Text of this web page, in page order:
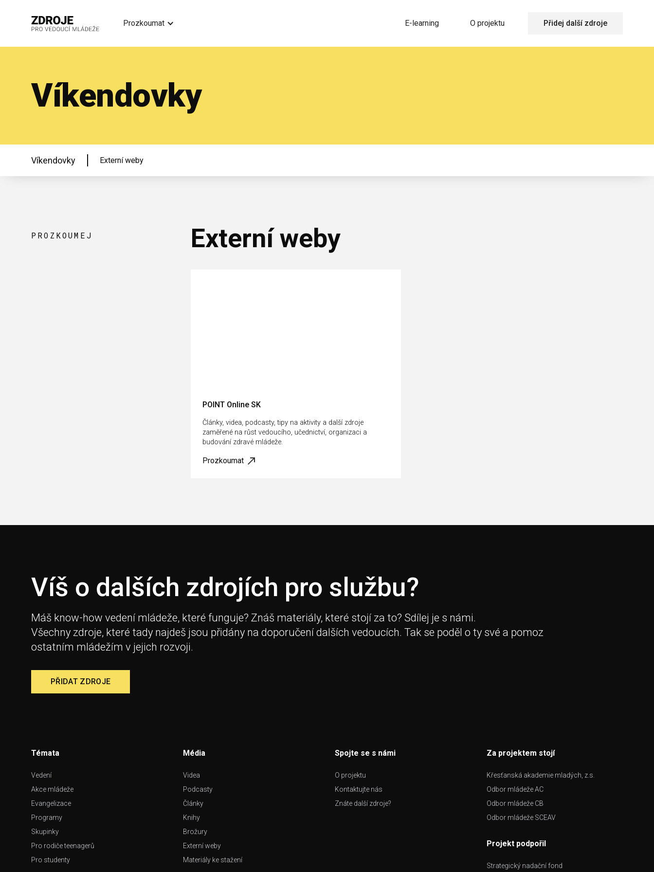
Prozkoumat E-learning O projektu Přidej další zdroje
Víkendovky
Víkendovky Externí weby
PROZKOUMEJ Externí weby
POINT Online SK
Články, videa, podcasty, tipy na aktivity a další zdroje
zaměřené na růst vedoucího, učednictví, organizaci a
budování zdravé mládeže.
Prozkoumat
Víš o dalších zdrojích pro službu?
Máš know-how vedení mládeže, které funguje? Znáš materiály, které stojí za to? Sdílej je s námi.
Všechny zdroje, které tady najdeš jsou přidány na doporučení dalších vedoucích. Tak se poděl o ty své a pomoz
ostatním mládežím v jejich rozvoji.
PŘIDAT ZDROJE
Témata
Vedení
Akce mládeže
Evangelizace
Programy
Skupinky
Pro rodiče teenagerů
Pro studenty
Média
Videa
Podcasty
Články
Knihy
Brožury
Externí weby
Materiály ke stažení
Spojte se s námi
O projektu
Kontaktujte nás
Znáte další zdroje?
Za projektem stojí
Křesťanská akademie mladých, z.s.
Odbor mládeže AC
Odbor mládeže CB
Odbor mládeže SCEAV
Projekt podpořil
Strategický nadační fond